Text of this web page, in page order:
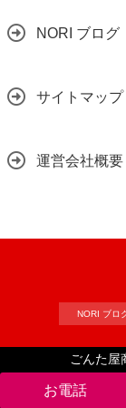
ごんた屋
NORI ブログ
サイトマップ
運営会社概要
NORI ブロ
Copyright©